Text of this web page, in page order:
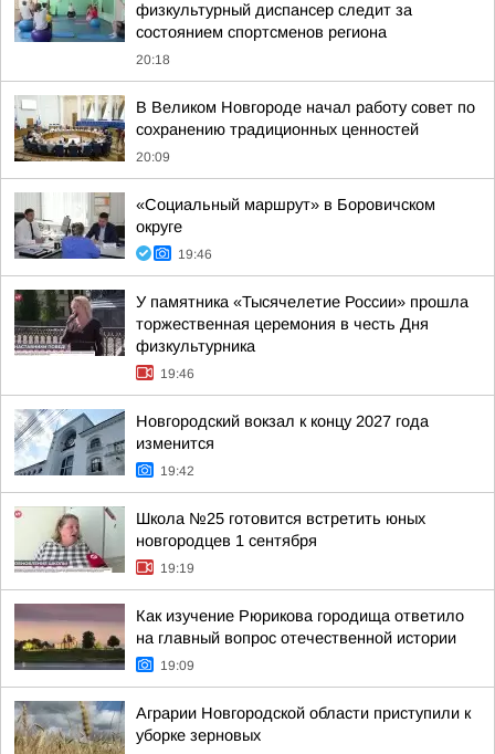
физкультурный диспансер следит за
состоянием спортсменов региона
20:18
В Великом Новгороде начал работу совет по
сохранению традиционных ценностей
20:09
«Социальный маршрут» в Боровичском
округе
19:46
У памятника «Тысячелетие России» прошла
торжественная церемония в честь Дня
физкультурника
19:46
Новгородский вокзал к концу 2027 года
изменится
19:42
Школа №25 готовится встретить юных
новгородцев 1 сентября
19:19
Как изучение Рюрикова городища ответило
на главный вопрос отечественной истории
19:09
Аграрии Новгородской области приступили к
уборке зерновых